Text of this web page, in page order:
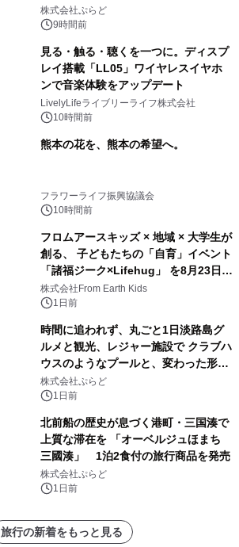
プール グランピングとトレーラーハウ
スの2施設で
株式会社ぷらど
9時間前
見る・触る・聴くを一つに。ディスプ
レイ搭載「LL05」ワイヤレスイヤホ
ンで音楽体験をアップデート
LivelyLifeライブリーライフ株式会社
10時間前
熊本の花を、熊本の希望へ。
フラワーライフ振興協議会
10時間前
フロムアースキッズ × 地域 × 大学生が
創る、 子どもたちの「自育」イベント
「諸福ジーク×Lifehug」 を8月23日
(日)開催
株式会社From Earth Kids
1日前
時間に追われず、丸ごと1日淡路島グ
ルメと観光、レジャー施設で クラブハ
ウスのようなプールと、変わった形の
サウナも 「THE BOXY AWAJI」のお
得な素泊まり連泊プランで
株式会社ぷらど
1日前
北前船の歴史が息づく港町・三国湊で
上質な滞在を 「オーベルジュほまち
三國湊」 1泊2食付の旅行商品を発売
株式会社ぷらど
1日前
旅行の新着をもっと見る